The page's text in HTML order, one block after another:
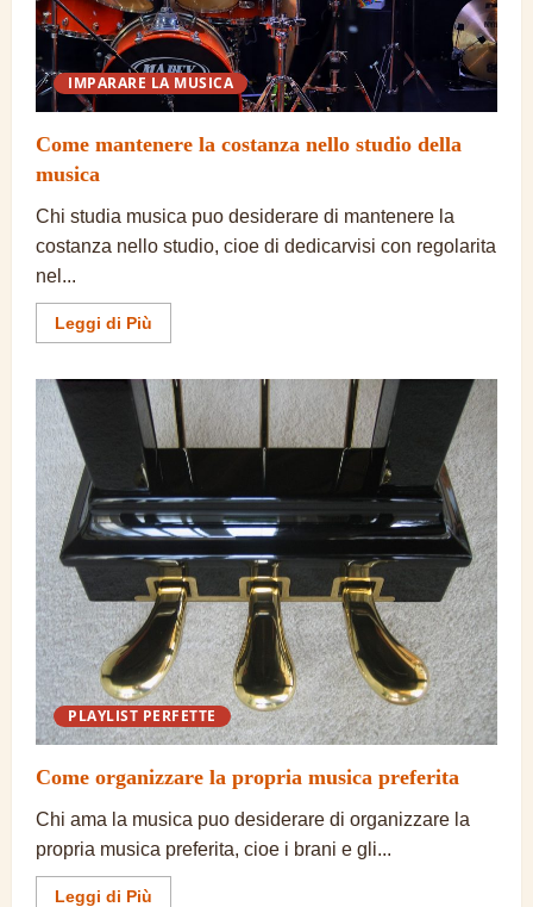
IMPARARE LA MUSICA
Come mantenere la costanza nello studio della
musica
Chi studia musica puo desiderare di mantenere la
costanza nello studio, cioe di dedicarvisi con regolarita
nel...
Leggi di Più
informazioni
mantenere
la
costanza
nello
studio
della
musica
PLAYLIST PERFETTE
Come organizzare la propria musica preferita
Chi ama la musica puo desiderare di organizzare la
propria musica preferita, cioe i brani e gli...
Leggi di Più